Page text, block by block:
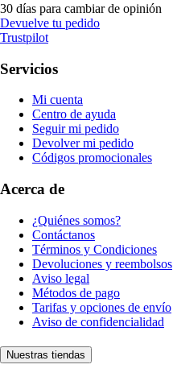
30 días para cambiar de opinión
Devuelve tu pedido
Trustpilot
Servicios
Mi cuenta
Centro de ayuda
Seguir mi pedido
Devolver mi pedido
Códigos promocionales
Acerca de
¿Quiénes somos?
Contáctanos
Términos y Condiciones
Devoluciones y reembolsos
Aviso legal
Métodos de pago
Tarifas y opciones de envío
Aviso de confidencialidad
Nuestras tiendas